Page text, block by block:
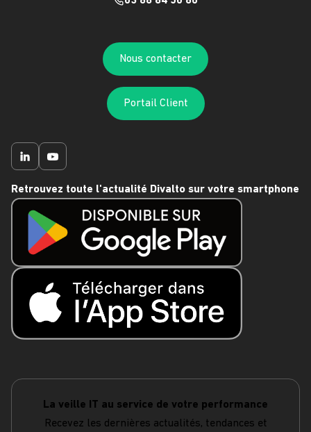
Nous contacter
Portail Client
Retrouvez toute l'actualité Divalto sur votre smartphone
La veille IT au service de votre performance
Recevez les dernières actualités, tendances et